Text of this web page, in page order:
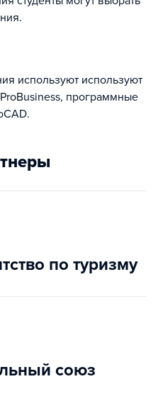
программные
по туризму
союз